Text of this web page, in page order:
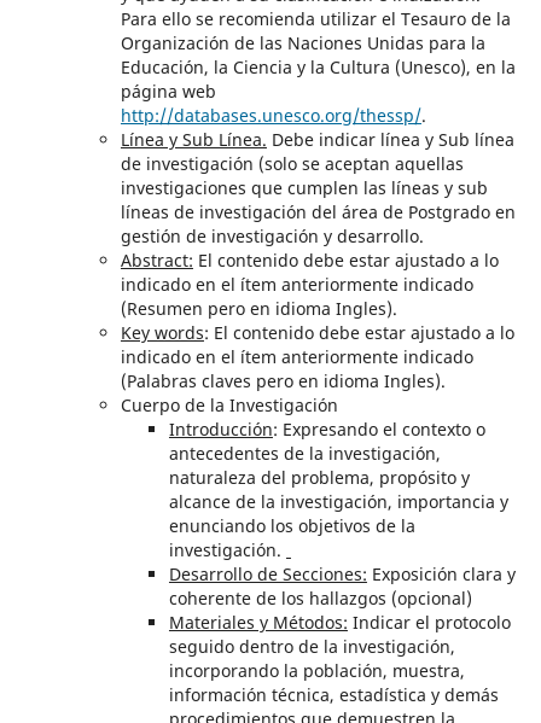
Para ello se recomienda utilizar el Tesauro de la
Organización de las Naciones Unidas para la
Educación, la Ciencia y la Cultura (Unesco), en la
página web
http://databases.unesco.org/thessp/.
Línea y Sub Línea. Debe indicar línea y Sub línea
de investigación (solo se aceptan aquellas
investigaciones que cumplen las líneas y sub
líneas de investigación del área de Postgrado en
gestión de investigación y desarrollo.
Abstract: El contenido debe estar ajustado a lo
indicado en el ítem anteriormente indicado
(Resumen pero en idioma Ingles).
Key words: El contenido debe estar ajustado a lo
indicado en el ítem anteriormente indicado
(Palabras claves pero en idioma Ingles).
Cuerpo de la Investigación
Introducción: Expresando el contexto o
antecedentes de la investigación,
naturaleza del problema, propósito y
alcance de la investigación, importancia y
enunciando los objetivos de la
investigación.
Desarrollo de Secciones: Exposición clara y
coherente de los hallazgos (opcional)
Materiales y Métodos: Indicar el protocolo
seguido dentro de la investigación,
incorporando la población, muestra,
información técnica, estadística y demás